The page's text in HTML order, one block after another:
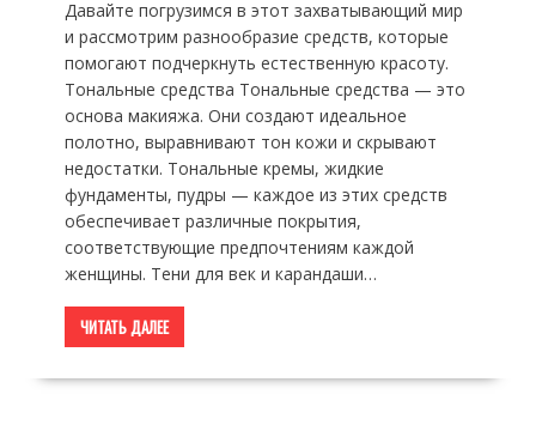
Давайте погрузимся в этот захватывающий мир
и рассмотрим разнообразие средств, которые
помогают подчеркнуть естественную красоту.
Тональные средства Тональные средства — это
основа макияжа. Они создают идеальное
полотно, выравнивают тон кожи и скрывают
недостатки. Тональные кремы, жидкие
фундаменты, пудры — каждое из этих средств
обеспечивает различные покрытия,
соответствующие предпочтениям каждой
женщины. Тени для век и карандаши…
ЧИТАТЬ ДАЛЕЕ